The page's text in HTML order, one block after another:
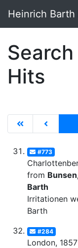
Heinrich
Hits
|de:Erste
#773
from
Barth
Irritationen
Barth
#284
London, 1857